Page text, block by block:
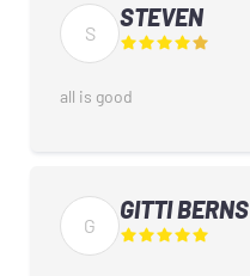
S
STEVEN
all is good
G
GITTI BERNS